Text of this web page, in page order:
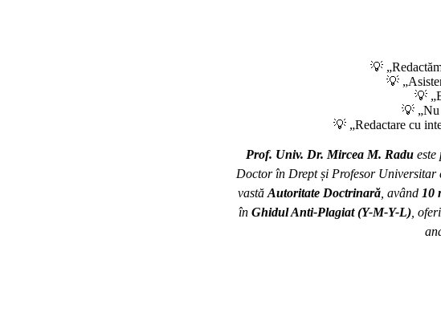
💡
💡
💡
💡 „Nu
💡 „Redactare cu
Prof. Univ. Dr. Mircea M. Radueste
Doctor în Drept și Profesor Universitar
vastă Autoritate Doctrinară , având 10
în Ghidul Anti-Plagiat (Y-M-Y-L) ,